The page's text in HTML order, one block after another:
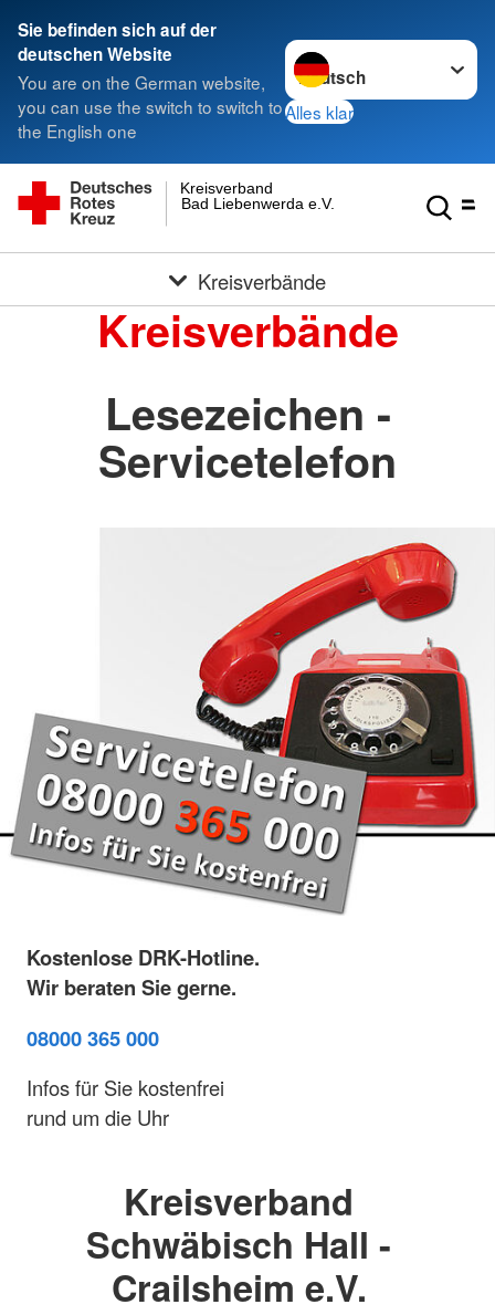
Sie befinden sich auf der
deutschen Website
You are on the German website,
you can use the switch to switch to
the English one
Sprache wechseln zu
Alles klar
Bad Liebenwerda e.V.
Kreisverband
Kreisverbände
Kreisverbände
Lesezeichen -
Servicetelefon
Kostenlose DRK-Hotline.
Wir beraten Sie gerne.
08000 365 000
Infos für Sie kostenfrei
rund um die Uhr
Kreisverband
Schwäbisch Hall -
Crailsheim e.V.